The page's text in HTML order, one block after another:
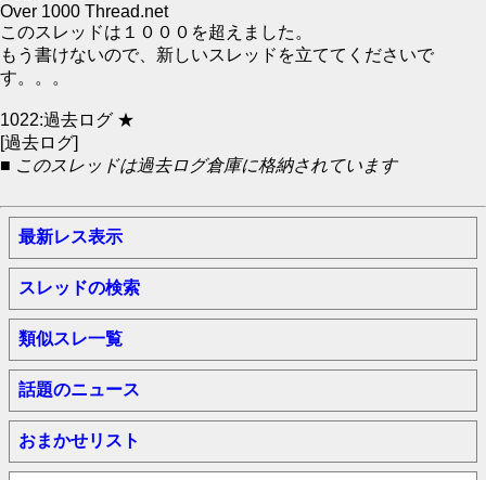
Over 1000 Thread.net
このスレッドは１０００を超えました。
もう書けないので、新しいスレッドを立ててくださいで
す。。。
1022:過去ログ ★
[過去ログ]
■ このスレッドは過去ログ倉庫に格納されています
最新レス表示
スレッドの検索
類似スレ一覧
話題のニュース
おまかせリスト